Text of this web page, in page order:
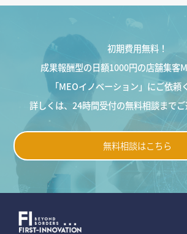
初期費用無料！
成果報酬型の日額1000円の店舗集客
「MEOイノベーション」にご依頼
詳しくは、24時間受付の無料相談までご
無料相談はこちら